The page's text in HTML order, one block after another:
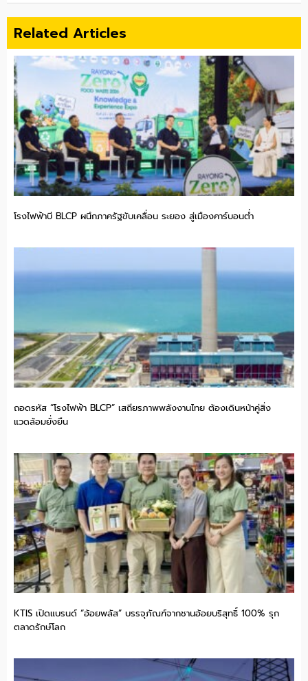
Related Articles
โรงไฟฟ้าบี BLCP ผนึกภาครัฐขับเคลื่อน ระยอง สู่เมืองคาร์บอนต่ำ
ถอดรหัส “โรงไฟฟ้า BLCP” เสถียรภาพพลังงานไทย ต้องเดินหน้าคู่สิ่ง
แวดล้อมยั่งยืน
KTIS เปิดแบรนด์ “อ้อยพลัส” บรรจุภัณฑ์จากชานอ้อยบริสุทธิ์ 100% รุก
ตลาดรักษ์โลก